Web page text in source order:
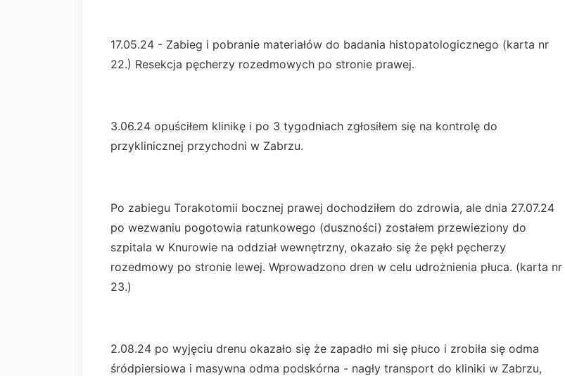
17.05.24 - Zabieg i pobranie materiałów do badania histopatologicznego (karta nr
22.) Resekcja pęcherzy rozedmowych po stronie prawej.
3.06.24 opuściłem klinikę i po 3 tygodniach zgłosiłem się na kontrolę do
przyklinicznej przychodni w Zabrzu.
Po zabiegu Torakotomii bocznej prawej dochodziłem do zdrowia, ale dnia 27.07.24
po wezwaniu pogotowia ratunkowego (duszności) zostałem przewieziony do
szpitala w Knurowie na oddział wewnętrzny, okazało się że pękł pęcherzy
rozedmowy po stronie lewej. Wprowadzono dren w celu udrożnienia płuca. (karta nr
23.)
2.08.24 po wyjęciu drenu okazało się że zapadło mi się płuco i zrobiła się odma
śródpiersiowa i masywna odma podskórna - nagły transport do kliniki w Zabrzu,